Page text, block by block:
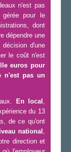
n'est pas
pour le
dont
dépendre une
d'une
le coût n'est
euros pour
n'est pas un
En local ,
du 13
de ce qu'ont
national ,
direction et